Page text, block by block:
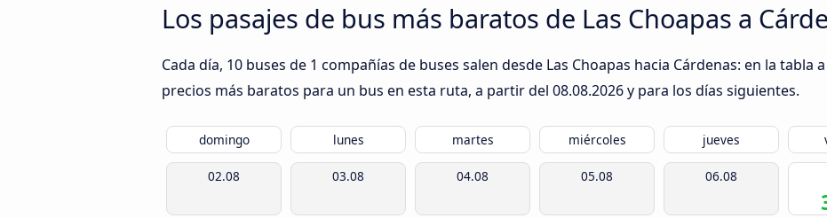
Los pasajes de bus más baratos de Las Choapas a
Cada día, 10 buses de 1 compañías de buses salen desde Las Choapas hacia Cárdenas: en la
precios más baratos para un bus en esta ruta, a partir del 08.08.2026y para los días siguientes.
domingo lunes martes miércoles jueves
02.08 03.08 04.08 05.08 06.08